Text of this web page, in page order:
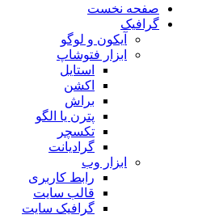
صفحه نخست
گرافیک
آیکون و لوگو
ابزار فتوشاپ
استایل
اکشن
براش
پترن یا الگو
تکسچر
گرادیانت
ابزار وب
رابط کاربری
قالب سایت
گرافیک سایت